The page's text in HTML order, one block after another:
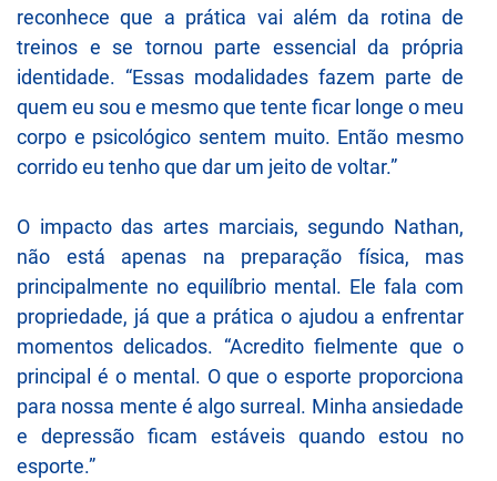
reconhece que a prática vai além da rotina de
treinos e se tornou parte essencial da própria
identidade. “Essas modalidades fazem parte de
quem eu sou e mesmo que tente ficar longe o meu
corpo e psicológico sentem muito. Então mesmo
corrido eu tenho que dar um jeito de voltar.”
O impacto das artes marciais, segundo Nathan,
não está apenas na preparação física, mas
principalmente no equilíbrio mental. Ele fala com
propriedade, já que a prática o ajudou a enfrentar
momentos delicados. “Acredito fielmente que o
principal é o mental. O que o esporte proporciona
para nossa mente é algo surreal. Minha ansiedade
e depressão ficam estáveis quando estou no
esporte.”